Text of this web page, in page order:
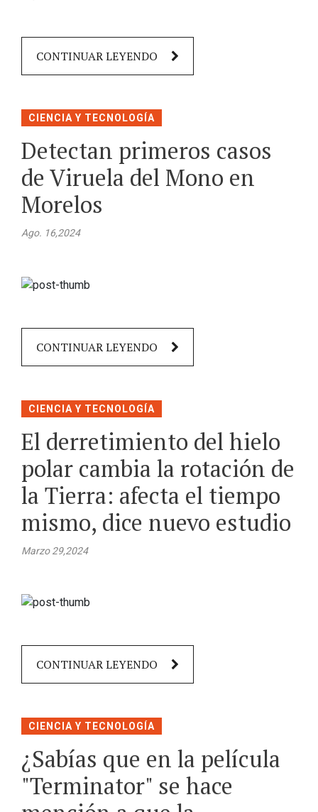
CONTINUAR LEYENDO
CIENCIA Y TECNOLOGÍA
Detectan primeros casos
de Viruela del Mono en
Morelos
Ago. 16,2024
CONTINUAR LEYENDO
CIENCIA Y TECNOLOGÍA
El derretimiento del hielo
polar cambia la rotación de
la Tierra: afecta el tiempo
mismo, dice nuevo estudio
Marzo 29,2024
CONTINUAR LEYENDO
CIENCIA Y TECNOLOGÍA
¿Sabías que en la película
"Terminator" se hace